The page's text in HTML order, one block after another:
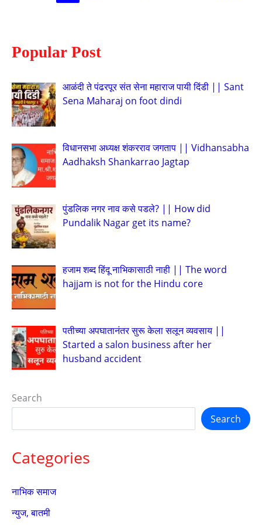
Popular Post
आळंदी ते पंढरपूर संत सेना महाराज पायी दिंडी || Sant
Sena Maharaj on foot dindi
विधानसभा अध्यक्ष शंकरराव जगताप || Vidhansabha
Aadhaksh Shankarrao Jagtap
पुंडलिक नगर नाव कसे पडले? || How did
Pundalik Nagar get its name?
हजाम शब्द हिंदू नाभिकासाठी नाही || The word
hajjam is not for the Hindu core
पतीच्या अपघातानंतर सुरू केला सलून व्यवसाय ||
Started a salon business after her
husband accident
Search
Search
Categories
नाभिक समाज
न्युज, बातमी